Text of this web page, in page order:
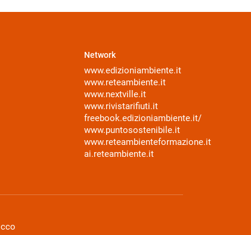
Network
www.edizioniambiente.it
www.reteambiente.it
www.nextville.it
www.rivistarifiuti.it
freebook.edizioniambiente.it/
www.puntosostenibile.it
www.reteambienteformazione.it
ai.reteambiente.it